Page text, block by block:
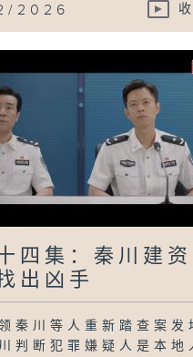
2026
四集：秦川建资
出凶手
秦川等人重新踏查案发
判断犯罪嫌疑人是本地